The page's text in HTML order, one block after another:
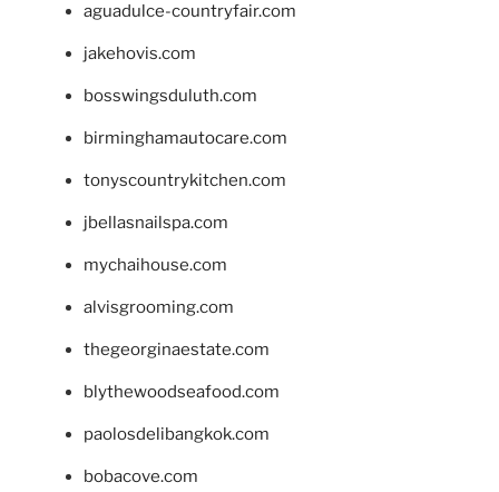
aguadulce-countryfair.com
jakehovis.com
bosswingsduluth.com
birminghamautocare.com
tonyscountrykitchen.com
jbellasnailspa.com
mychaihouse.com
alvisgrooming.com
thegeorginaestate.com
blythewoodseafood.com
paolosdelibangkok.com
bobacove.com